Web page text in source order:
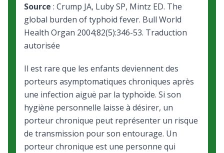
Source : Crump JA, Luby SP, Mintz ED. The
global burden of typhoid fever. Bull World
Health Organ 2004;82(5):346-53. Traduction
autorisée
Il est rare que les enfants deviennent des
porteurs asymptomatiques chroniques après
une infection aiguë par la typhoïde. Si son
hygiène personnelle laisse à désirer, un
porteur chronique peut représenter un risque
de transmission pour son entourage. Un
porteur chronique est une personne qui